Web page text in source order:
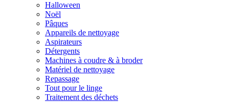
Halloween
Noël
Pâques
Appareils de nettoyage
Aspirateurs
Détergents
Machines à coudre & à broder
Matériel de nettoyage
Repassage
Tout pour le linge
Traitement des déchets